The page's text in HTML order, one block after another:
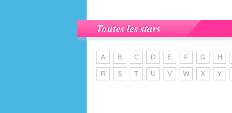
Toutes les stars
A B C D E F G H
R S T U V W X Y